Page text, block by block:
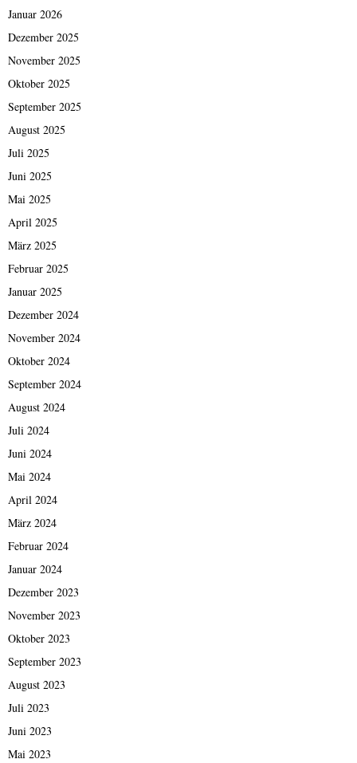
Januar 2026
Dezember 2025
November 2025
Oktober 2025
September 2025
August 2025
Juli 2025
Juni 2025
Mai 2025
April 2025
März 2025
Februar 2025
Januar 2025
Dezember 2024
November 2024
Oktober 2024
September 2024
August 2024
Juli 2024
Juni 2024
Mai 2024
April 2024
März 2024
Februar 2024
Januar 2024
Dezember 2023
November 2023
Oktober 2023
September 2023
August 2023
Juli 2023
Juni 2023
Mai 2023